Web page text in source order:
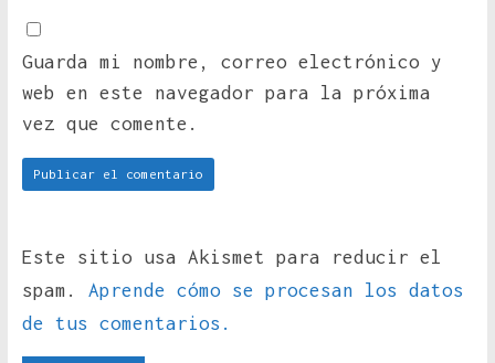
Guarda mi nombre, correo electrónico y
web en este navegador para la próxima
vez que comente.
Este sitio usa Akismet para reducir el
spam. Aprende cómo se procesan los datos
de tus comentarios.